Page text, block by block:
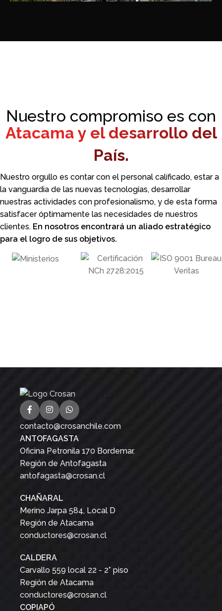
Nuestro compromiso es con
Atacama y el desarrollo del
País.
Nuestro orgullo es contar con el personal calificado, estar a
la vanguardia de las nuevas tecnologías, desarrollar
nuestras actividades con profesionalismo, y de esta forma
satisfacer óptimamente las necesidades de nuestros
clientes. En nosotros encontrará un aliado estratégico
para el logro de sus objetivos.
contacto@crosanchile.com
ANTOFAGASTA
Oficina Petronila 170 Bordemar.
Región de Antofagasta
antofagasta@crosan.cl
CHAÑARAL
Merino Jarpa 584, Local D
Región de Atacama
conductores@crosan.cl
CALDERA
Carvallo 559 local 22 - 2° piso
Región de Atacama
conductores@crosan.cl
COPIAPÓ